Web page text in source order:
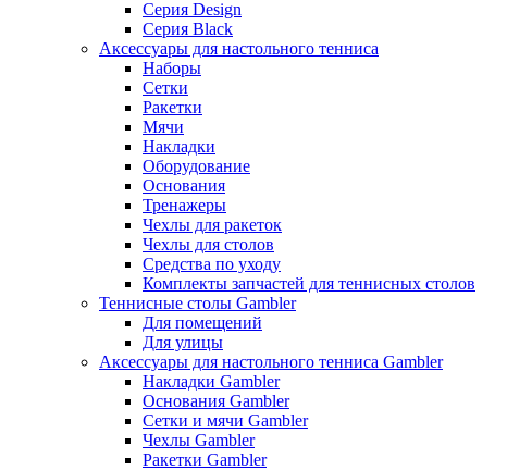
Серия Design
Серия Black
Аксессуары для настольного тенниса
Наборы
Сетки
Ракетки
Мячи
Накладки
Оборудование
Основания
Тренажеры
Чехлы для ракеток
Чехлы для столов
Средства по уходу
Комплекты запчастей для теннисных столов
Теннисные столы Gambler
Для помещений
Для улицы
Аксессуары для настольного тенниса Gambler
Накладки Gambler
Основания Gambler
Сетки и мячи Gambler
Чехлы Gambler
Ракетки Gambler